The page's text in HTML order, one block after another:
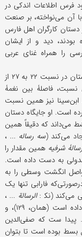
فرس اطلاعات اندکی در
آن می‌نواخته، بر صنعت
کارگران اهل فارس
بودند، دید و از ایشان
را همراه غنای عربی
فارابی دربارۀ وسطای زلزل می‌گوید که این دستان در نسبت ۲۲ به ۲۷ از
(ص ۱۲۹). با این نسبت، فاصلۀ بین نغمۀ
۳۵۵ سنت است. ابن‌سینا نیز همین نسبت
است. او جایگاه دستان
و مشط می‌داند که دقیقاً همین
سه رساله ... ،
شرفیه همین مقدار را
به دست داده است.
انگشت وسطى را به
فارابی تنها یک
می‌کند (نک‍ :الرسالة ... ،
۱۳۲). او وسطای زلزل را با حرف «و» نشان داده است (همان، ۱۲۹)، و
۲۷ معرفی می‌کند. پیدا ست که صفی‌الدین
بسط بوده است تا بتوان